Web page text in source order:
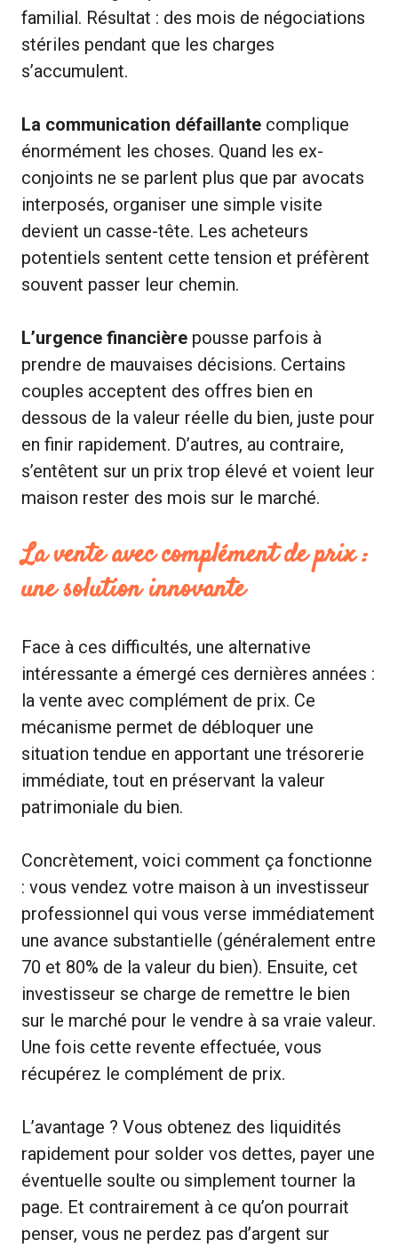
familial. Résultat : des mois de négociations
stériles pendant que les charges
s’accumulent.
La communication défaillante complique
énormément les choses. Quand les ex-
conjoints ne se parlent plus que par avocats
interposés, organiser une simple visite
devient un casse-tête. Les acheteurs
potentiels sentent cette tension et préfèrent
souvent passer leur chemin.
L’urgence financière pousse parfois à
prendre de mauvaises décisions. Certains
couples acceptent des offres bien en
dessous de la valeur réelle du bien, juste pour
en finir rapidement. D’autres, au contraire,
s’entêtent sur un prix trop élevé et voient leur
maison rester des mois sur le marché.
La vente avec complément de prix :
une solution innovante
Face à ces difficultés, une alternative
intéressante a émergé ces dernières années :
la vente avec complément de prix. Ce
mécanisme permet de débloquer une
situation tendue en apportant une trésorerie
immédiate, tout en préservant la valeur
patrimoniale du bien.
Concrètement, voici comment ça fonctionne
: vous vendez votre maison à un investisseur
professionnel qui vous verse immédiatement
une avance substantielle (généralement entre
70 et 80% de la valeur du bien). Ensuite, cet
investisseur se charge de remettre le bien
sur le marché pour le vendre à sa vraie valeur.
Une fois cette revente effectuée, vous
récupérez le complément de prix.
L’avantage ? Vous obtenez des liquidités
rapidement pour solder vos dettes, payer une
éventuelle soulte ou simplement tourner la
page. Et contrairement à ce qu’on pourrait
penser, vous ne perdez pas d’argent sur